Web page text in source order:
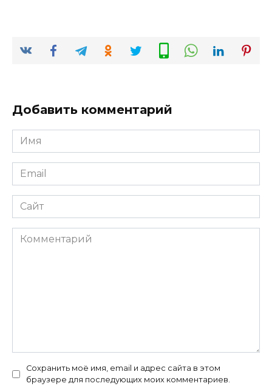
Добавить комментарий
Имя
*
Email
*
Сайт
Комментарий
Сохранить моё имя, email и адрес сайта в этом
браузере для последующих моих комментариев.